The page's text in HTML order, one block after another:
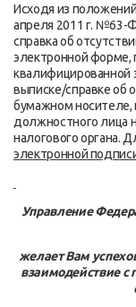
Исходя из
апреля 2011 г. №63-
справка об
электронной форме,
квалифицированной
выписке/справке об
бумажном носителе,
должностного лица
налогового органа.
электронной
Управление
желает Вам
взаимодействие с